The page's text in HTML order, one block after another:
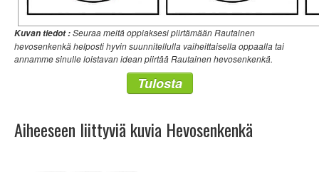
Kuvan tiedot :Seuraa meitä oppiaksesi piirtämään Rautainen
hevosenkenkä helposti hyvin suunnitellulla vaiheittaisella oppaalla tai
annamme sinulle loistavan idean piirtää Rautainen hevosenkenkä.
Tulosta
Aiheeseen liittyviä kuvia Hevosenkenkä